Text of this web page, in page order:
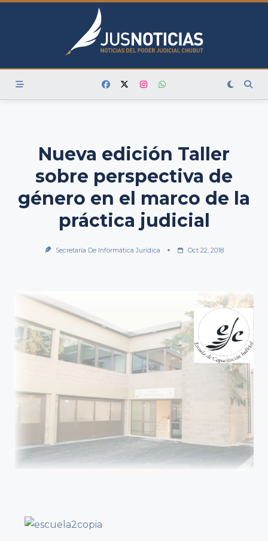
Skip
Nueva edición Taller
sobre perspectiva de
género en el marco de la
práctica judicial
Secretaría De Informática Jurídica Oct 22, 2018